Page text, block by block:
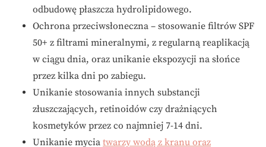
odbudowę płaszcza hydrolipidowego.
Ochrona przeciwsłoneczna – stosowanie filtrów SPF
50+ z filtrami mineralnymi, z regularną reaplikacją
w ciągu dnia, oraz unikanie ekspozycji na słońce
przez kilka dni po zabiegu.
Unikanie stosowania innych substancji
złuszczających, retinoidów czy drażniących
kosmetyków przez co najmniej 7-14 dni.
Unikanie mycia twarzy wodą z kranu oraz